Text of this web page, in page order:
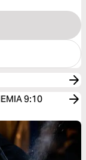
9:10